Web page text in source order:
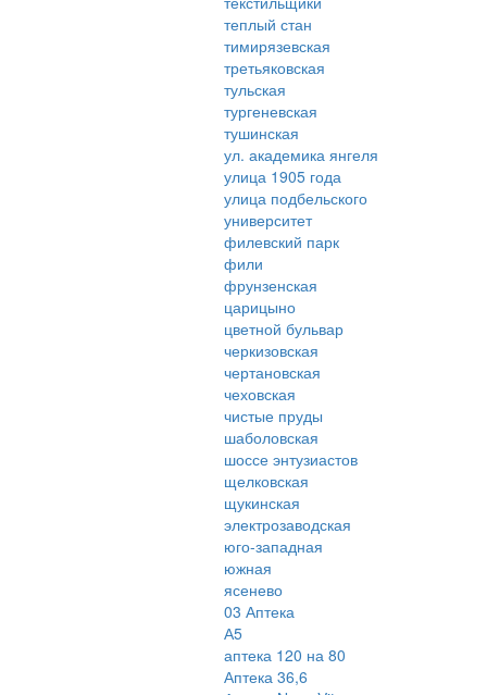
теплый стан
тимирязевская
третьяковская
тульская
тургеневская
тушинская
ул. академика янгеля
улица 1905 года
улица подбельского
университет
филевский парк
фили
фрунзенская
царицыно
цветной бульвар
черкизовская
чертановская
чеховская
чистые пруды
шаболовская
шоссе энтузиастов
щелковская
щукинская
электрозаводская
юго-западная
южная
ясенево
03 Аптека
А5
аптека 120 на 80
Аптека 36,6